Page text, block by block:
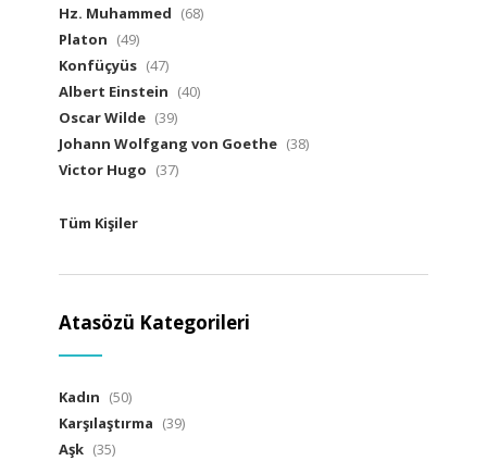
Hz. Muhammed (68)
Platon (49)
Konfüçyüs (47)
Albert Einstein (40)
Oscar Wilde (39)
Johann Wolfgang von Goethe (38)
Victor Hugo (37)
Tüm Kişiler
Atasözü Kategorileri
Kadın (50)
Karşılaştırma (39)
Aşk (35)